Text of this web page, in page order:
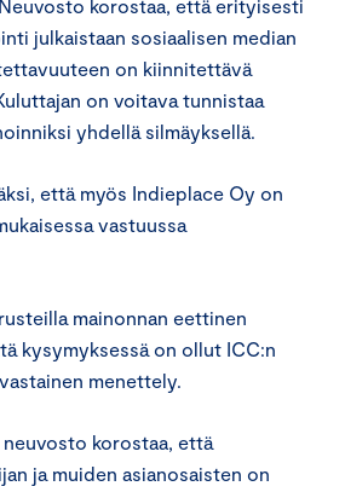
korostaa, että erityisesti
julkaistaan sosiaalisen median
on kiinnitettävä
on voitava tunnistaa
yhdellä silmäyksellä.
että myös Indieplace Oy on
vastuussa
mainonnan eettinen
kysymyksessä on ollut ICC:n
menettely.
korostaa, että
ja muiden asianosaisten on